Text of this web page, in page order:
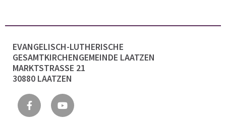
EVANGELISCH-LUTHERISCHE
GESAMTKIRCHENGEMEINDE LAATZEN
MARKTSTRASSE 21
30880 LAATZEN